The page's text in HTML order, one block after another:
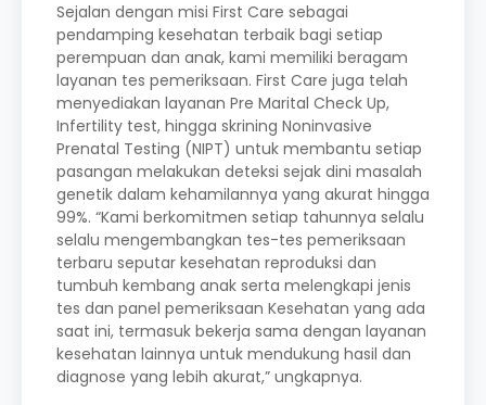
Sejalan dengan misi First Care sebagai
pendamping kesehatan terbaik bagi setiap
perempuan dan anak, kami memiliki beragam
layanan tes pemeriksaan. First Care juga telah
menyediakan layanan Pre Marital Check Up,
Infertility test, hingga skrining Noninvasive
Prenatal Testing (NIPT) untuk membantu setiap
pasangan melakukan deteksi sejak dini masalah
genetik dalam kehamilannya yang akurat hingga
99%. “Kami berkomitmen setiap tahunnya selalu
selalu mengembangkan tes-tes pemeriksaan
terbaru seputar kesehatan reproduksi dan
tumbuh kembang anak serta melengkapi jenis
tes dan panel pemeriksaan Kesehatan yang ada
saat ini, termasuk bekerja sama dengan layanan
kesehatan lainnya untuk mendukung hasil dan
diagnose yang lebih akurat,” ungkapnya.